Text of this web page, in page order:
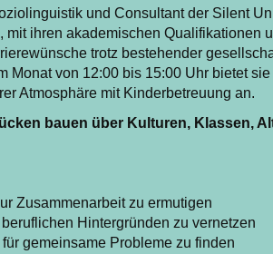
und Consultant der Silent
mit ihren akademischen Qualifikationen
trotz bestehender
Monat von 12:00 bis 15:00 Uhr bietet
Atmosphäre mit Kinderbetreuung an.
bauen über Kulturen, Klassen,
Zusammenarbeit zu ermutigen
Hintergründen zu vernetzen
gemeinsame Probleme zu finden